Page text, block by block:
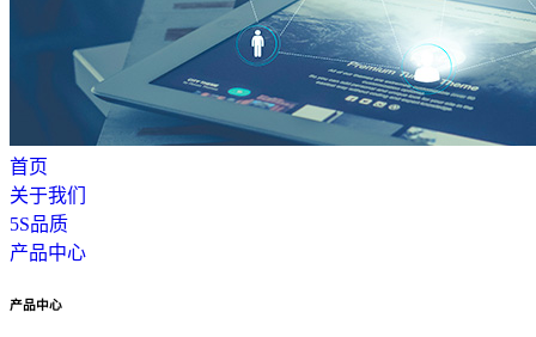
首页
关于我们
5S品质
产品中心
产品中心